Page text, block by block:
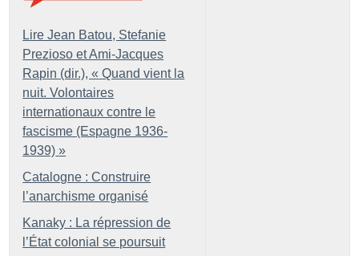
Lire Jean Batou, Stefanie
Prezioso et Ami-Jacques
Rapin (dir.), « Quand vient la
nuit. Volontaires
internationaux contre le
fascisme (Espagne 1936-
1939) »
Catalogne : Construire
l’anarchisme organisé
Kanaky : La répression de
l’État colonial se poursuit